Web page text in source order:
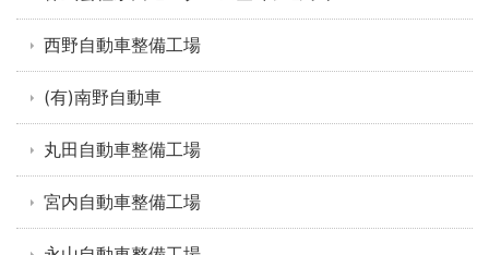
西野自動車整備工場
(有)南野自動車
丸田自動車整備工場
宮内自動車整備工場